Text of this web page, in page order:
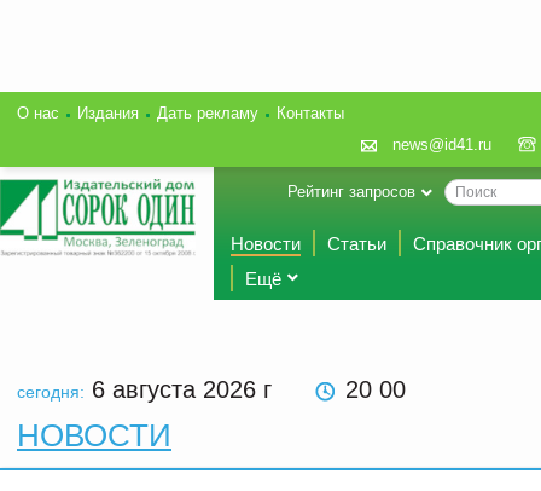
О нас Издания Дать рекламу
Контакты
news@id41.ru
Рейтинг запросов
Новости Статьи
Справочник
Ещё
сегодня: 6 августа 2026 г 20 00
НОВОСТИ